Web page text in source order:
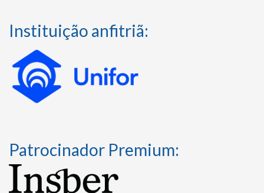
Instituição anfitriã:
Patrocinador Premium: